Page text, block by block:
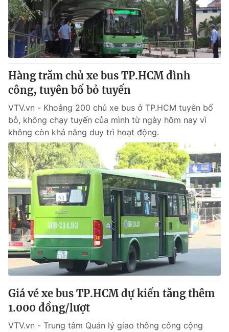
Tin tức
Thế giới đó đây
Câu chuyện quốc tế
Kinh tế
Tài chính
Thị trường
Góc doanh nghiệp
Dữ liệu và đời sống
Truyền hình
Phim VTV
Hậu trường
Nhân vật
Khán giả
Giải sao mai
Giải trí
Điện ảnh
Âm nhạc
Sao
Đời sống
Du lịch
Làm đẹp
Chất lượng cuộc sống
Giáo dục
Tuyển sinh
Học trực tuyến
Công nghệ
Hitech Công nghệ tương lai
Sản phẩm
Thị trường
Tư vấn
Giao lưu trực tuyến
Lịch phát sóng
Chuyên mục khác
Emagazine
Hàng trăm chủ xe bus TP.HCM đình
công, tuyên bố bỏ tuyến
VTV.vn - Khoảng 200 chủ xe bus ở TP.HCM tuyên bố
bỏ, không chạy tuyến của mình từ ngày hôm nay vì
không còn khả năng duy trì hoạt động.
Giá vé xe bus TP.HCM dự kiến tăng thêm
1.000 đồng/lượt
VTV.vn - Trung tâm Quản lý giao thông công cộng